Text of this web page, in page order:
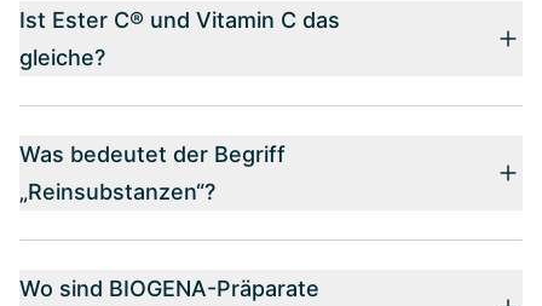
Ist Ester C® und Vitamin C das
gleiche?
Was bedeutet der Begriff
„Reinsubstanzen“?
Wo sind BIOGENA-Präparate